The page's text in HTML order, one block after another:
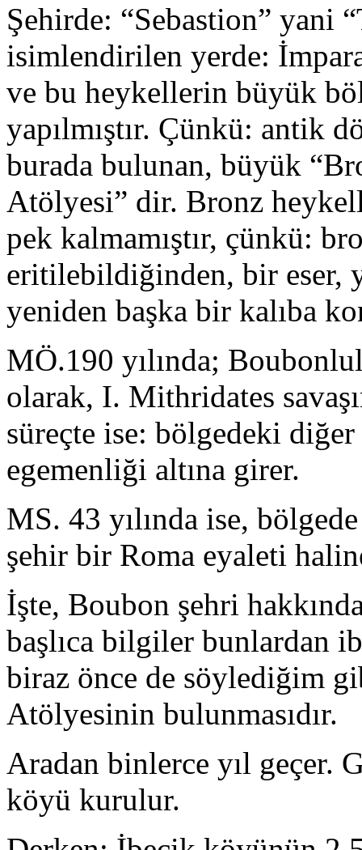
Şehirde: “Sebastion” yani
isimlendirilen yerde:
ve bu heykellerin büyük
yapılmıştır. Çünkü: antik
burada bulunan, büyük
Atölyesi” dir. Bronz
pek kalmamıştır, çünkü:
eritilebildiğinden, bir eser,
yeniden başka bir kalıba
MÖ.190 yılında;
olarak, I. Mithridates
süreçte ise: bölgedeki
egemenliği altına girer.
MS. 43 yılında ise,
şehir bir Roma eyaleti
İşte, Boubon şehri
başlıca bilgiler bunlardan
biraz önce de söylediğim
Atölyesinin bulunmasıdır.
Aradan binlerce yıl geçer.
köyü kurulur.